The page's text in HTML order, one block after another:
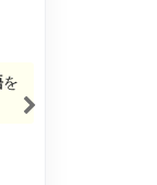
を